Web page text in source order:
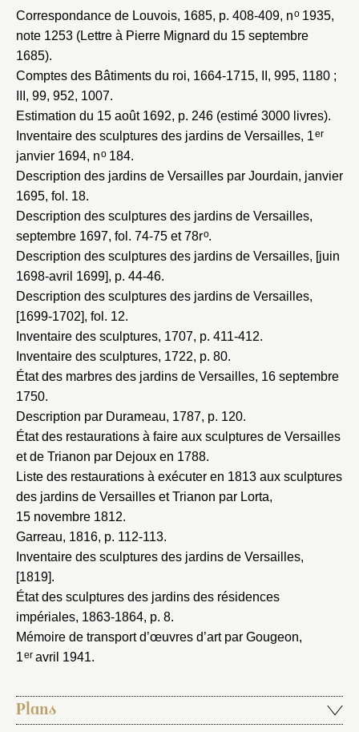
Correspondance de Louvois, 1685, p. 408-409, no1935,
note 1253 (Lettre à Pierre Mignard du 15 septembre
1685).
Comptes des Bâtiments du roi, 1664-1715, II, 995, 1180 ;
III, 99, 952, 1007.
Estimation du 15 août 1692, p. 246 (estimé 3000 livres).
Inventaire des sculptures des jardins de Versailles, 1er
janvier 1694, no184.
Description des jardins de Versailles par Jourdain, janvier
1695, fol. 18.
Description des sculptures des jardins de Versailles,
septembre 1697, fol. 74-75 et 78ro.
Description des sculptures des jardins de Versailles, [juin
1698-avril 1699], p. 44-46.
Description des sculptures des jardins de Versailles,
[1699-1702], fol. 12.
Inventaire des sculptures, 1707, p. 411-412.
Inventaire des sculptures, 1722, p. 80.
État des marbres des jardins de Versailles, 16 septembre
1750.
Description par Durameau, 1787, p. 120.
État des restaurations à faire aux sculptures de Versailles
et de Trianon par Dejoux en 1788.
Liste des restaurations à exécuter en 1813 aux sculptures
des jardins de Versailles et Trianon par Lorta,
15 novembre 1812.
Garreau, 1816, p. 112-113.
Inventaire des sculptures des jardins de Versailles,
[1819].
État des sculptures des jardins des résidences
impériales, 1863-1864, p. 8.
Mémoire de transport d’œuvres d’art par Gougeon,
1eravril 1941.
Plans
Valider
Nouveau dossier
Créer et ajouter
Mot de passe
Envoyer
Vous n'êtes pas encore inscrit ? Créer un compte